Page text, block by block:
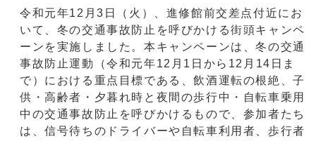
令和元年12月3日（火）、進修館前交差点付近にお
いて、冬の交通事故防止を呼びかける街頭キャンペ
ーンを実施しました。本キャンペーンは、冬の交通
事故防止運動（令和元年12月1日から12月14日ま
で）における重点目標である、飲酒運転の根絶、子
供・高齢者・夕暮れ時と夜間の歩行中・自転車乗用
中の交通事故防止を呼びかけるもので、参加者たち
は、信号待ちのドライバーや自転車利用者、歩行者